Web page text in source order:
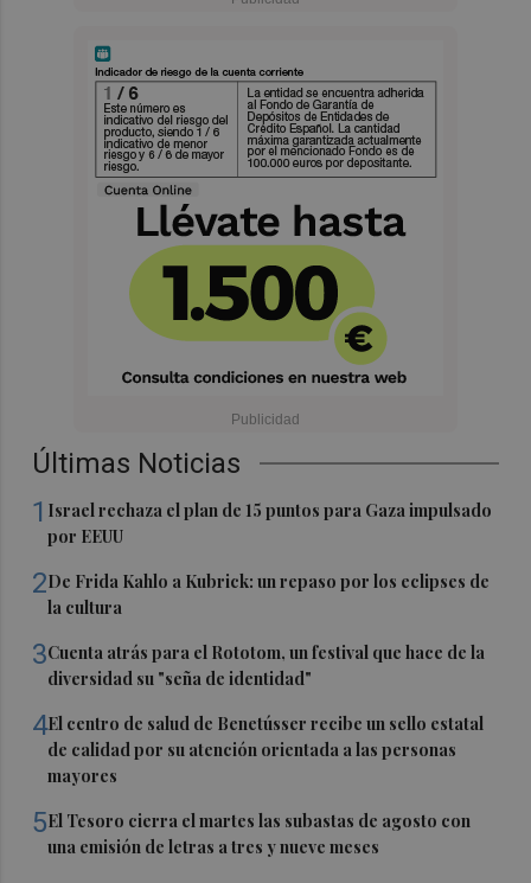
Últimas Noticias
1 Israel rechaza el plan de 15 puntos para Gaza impulsado
por EEUU
2De Frida Kahlo a Kubrick: un repaso por los eclipses de
la cultura
3Cuenta atrás para el Rototom, un festival que hace de la
diversidad su "seña de identidad"
4El centro de salud de Benetússer recibe un sello estatal
de calidad por su atención orientada a las personas
mayores
5El Tesoro cierra el martes las subastas de agosto con
una emisión de letras a tres y nueve meses